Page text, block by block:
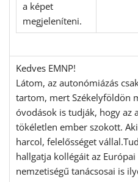
Kedves EMNP!
Látom, az autonómiázás
tartom, mert Székelyföldön
óvodások is tudják, hogy
tökéletlen ember szokott.
harcol, felelősséget
hallgatja kollégáit az
nemzetiségű tanácsosai is